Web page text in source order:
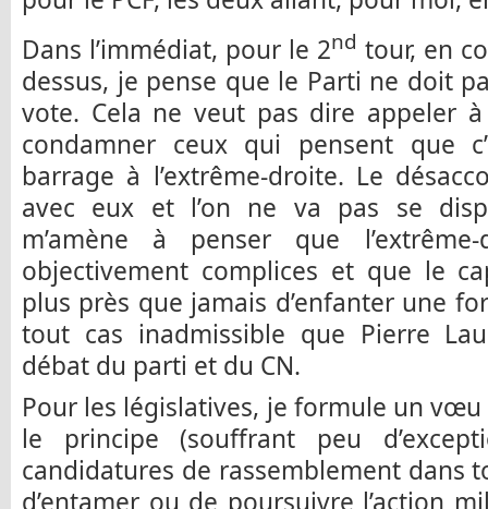
Dans l’immédiat, pour le 2nd tour, en
dessus, je pense que le Parti ne doit
vote. Cela ne veut pas dire appeler
condamner ceux qui pensent que
barrage à l’extrême-droite. Le
avec eux et l’on ne va pas se
m’amène à penser que
objectivement complices et que le
plus près que jamais d’enfanter une
tout cas inadmissible que Pierre
débat du parti et du CN.
Pour les législatives, je formule un vœu
le principe (souffrant peu
candidatures de rassemblement dans
d’entamer ou de poursuivre l’action